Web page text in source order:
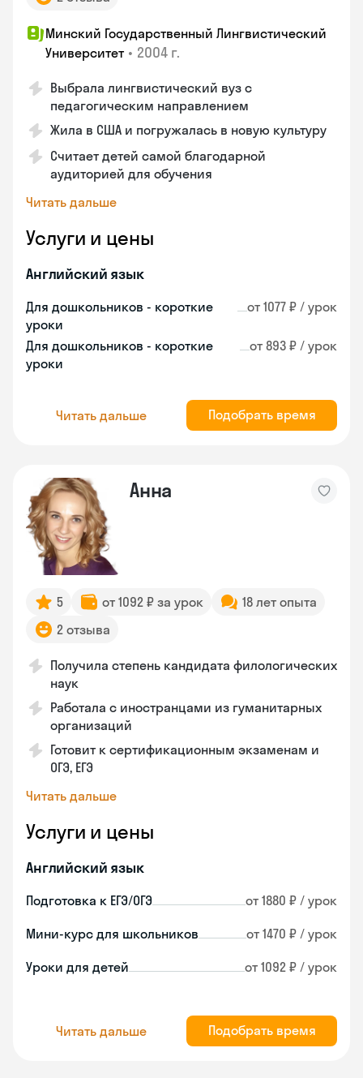
Минский Государственный Лингвистический
Университет • 2004 г.
Выбрала лингвистический вуз с
педагогическим направлением
Жила в США и погружалась в новую культуру
Считает детей самой благодарной
аудиторией для обучения
Читать дальше
Услуги и цены
Английский язык
Для дошкольников - короткие
уроки
от 1077 ₽ / урок
Для дошкольников - короткие
уроки
от 893 ₽ / урок
Читать дальше Подобрать время
Анна
5 от 1092 ₽ за урок
18 лет опыта
2 отзыва
Получила степень кандидата филологических
наук
Работала с иностранцами из гуманитарных
организаций
Готовит к сертификационным экзаменам и
ОГЭ, ЕГЭ
Читать дальше
Услуги и цены
Английский язык
Подготовка к ЕГЭ/ОГЭ от 1880 ₽ / урок
Мини-курс для школьников от 1470 ₽ / урок
Уроки для детей от 1092 ₽ / урок
Читать дальше Подобрать время